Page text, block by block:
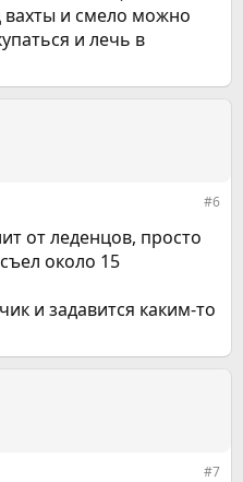
вахты и смело можно
и лечь в
#6
от леденцов, просто
около 15
и задавится каким-то
#7